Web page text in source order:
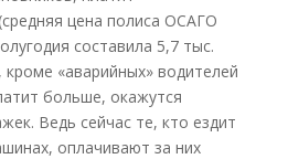
цена полиса ОСАГО
составила 5,7 тыс.
«аварийных» водителей
больше, окажутся
Ведь сейчас те, кто ездит
оплачивают за них